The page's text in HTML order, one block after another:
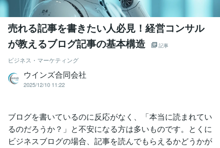
売れる記事を書きたい人必見！経営コンサル
が教えるブログ記事の基本構造
記事
ビジネス・マーケティング
ウインズ合同会社
2025/12/10 11:22
ブログを書いているのに反応がなく、「本当に読まれてい
るのだろうか？」と不安になる方は多いものです。とくに
ビジネスブログの場合、記事を読んでもらえるかどうかが